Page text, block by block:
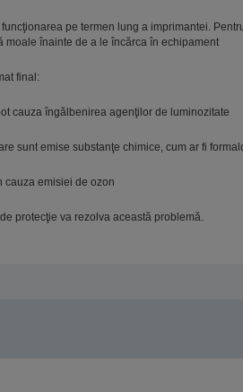
pe termen lung a imprimantei.
moale înainte de a le încărca în echipament
final:
cauza îngălbenirea agenţilor de luminozitate
sunt emise substanţe chimice, cum ar fi
cauza emisiei de ozon
protecţie va rezolva această problemă.